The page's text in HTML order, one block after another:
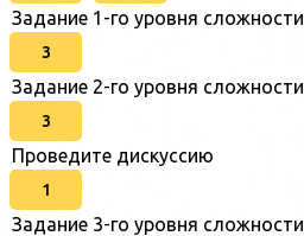
Задание 1-го уровня сложности
3
Задание 2-го уровня сложности
3
Проведите дискуссию
1
Задание 3-го уровня сложности